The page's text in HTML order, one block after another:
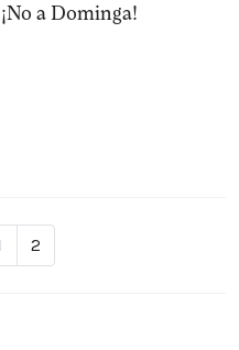
a Dominga!
2